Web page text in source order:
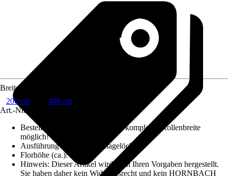
Breite
200 cm
400 cm
Art.-Nr.
Bestellhinweis
Abnahme nur in kompletter Rollenbreite
möglich!
Ausführung Rücken
Drainagelöcher
Florhöhe (ca.):
Hinweis: Dieser Artikel wird nach Ihren Vorgaben hergestellt.
Sie haben daher kein Widerrufsrecht und kein HORNBACH